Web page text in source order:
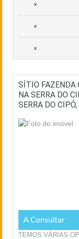
×
×
×
SÍTIO FAZENDA
NA SERRA DO
SERRA DO
A Consultar
TEMOS VÁRIAS